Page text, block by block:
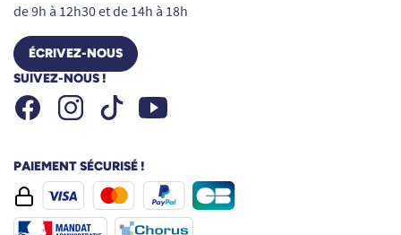
de 9h à 12h30 et de 14h à 18h
ÉCRIVEZ-NOUS
SUIVEZ-NOUS !
FacebookInstagramTiktok Youtube
PAIEMENT SÉCURISÉ !